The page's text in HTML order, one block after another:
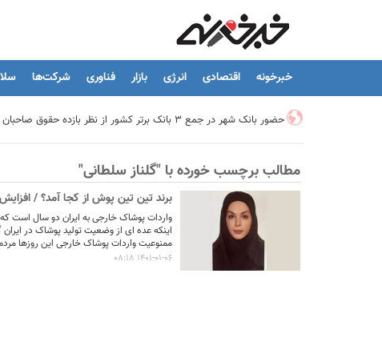
خبرخونه اقتصادی انرژی بازار فناوری شرکت‌ها
حضور بانک شهر در جمع ۳ بانک برتر کشور از نظر بازده حقوق صاحبان سهام
تیما، محصول جدید بانك ملت؛ ابزاری برای كمك به مدیریت مالی بنگاه
توسعه درمانگاه فوق تخصصی بیمارستان بهارلو با حمایت بانک سامان
هشدار نایب رئیس اتحادیه املاک: فروش متری مسکن می‌تواند
مطالب برچسب خورده با "گلناز سلطانی"
برند تین تین پوش از کجا آمد؟ /
واردات پوشاک خارجی به ایران دو سال است
اینکه عده ای از وضعیت تولید پوشاک در ایران
ممنوعیت واردات پوشاک خارجی این روزها
1401-01-06 08:18